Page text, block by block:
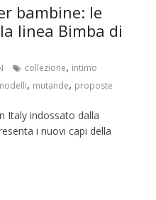
bambine: le
linea Bimba di
collezione, intimo
, mutande, proposte
Italy indossato dalla
i nuovi capi della